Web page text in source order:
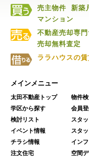
売主物件 新築
マンション
不動産売却専門
売却無料査定
ララハウスの賃
メインメニュー
太田不動産トップ 物件
学区から探す
会員
検討リスト
スタ
イベント情報
スタ
チラシ情報
イン
注文住宅
空間